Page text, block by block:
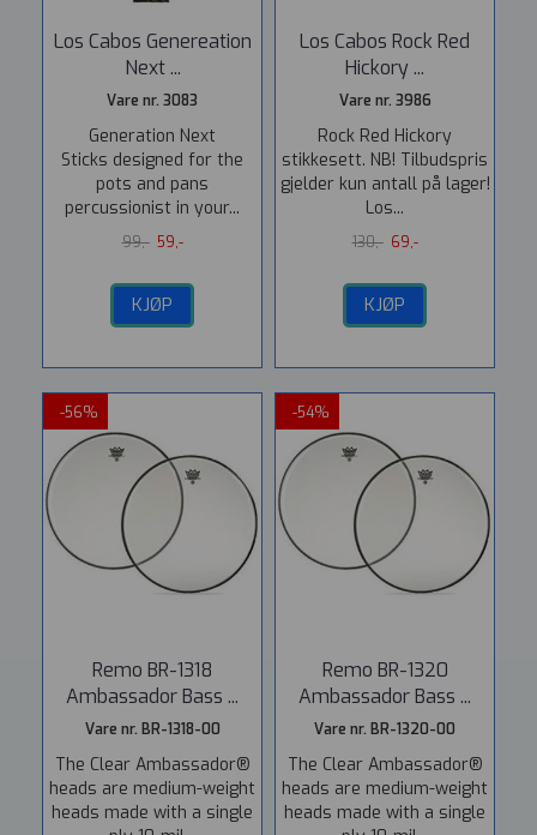
Los Cabos Genereation
Next ...
Vare nr. 3083
Generation Next
Sticks designed for the
pots and pans
percussionist in your...
99,- 59,-
KJØP
Los Cabos Rock Red
Hickory ...
Vare nr. 3986
Rock Red Hickory
stikkesett. NB! Tilbudspris
gjelder kun antall på lager!
Los...
130,- 69,-
KJØP
-56%
Remo BR-1318
Ambassador Bass ...
Vare nr. BR-1318-00
The Clear Ambassador®
heads are medium-weight
heads made with a single
-54%
Remo BR-1320
Ambassador Bass ...
Vare nr. BR-1320-00
The Clear Ambassador®
heads are medium-weight
heads made with a single